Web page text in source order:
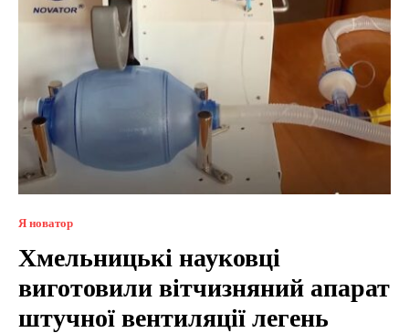
Я новатор
Хмельницькі науковці
виготовили вітчизняний апарат
штучної вентиляції легень